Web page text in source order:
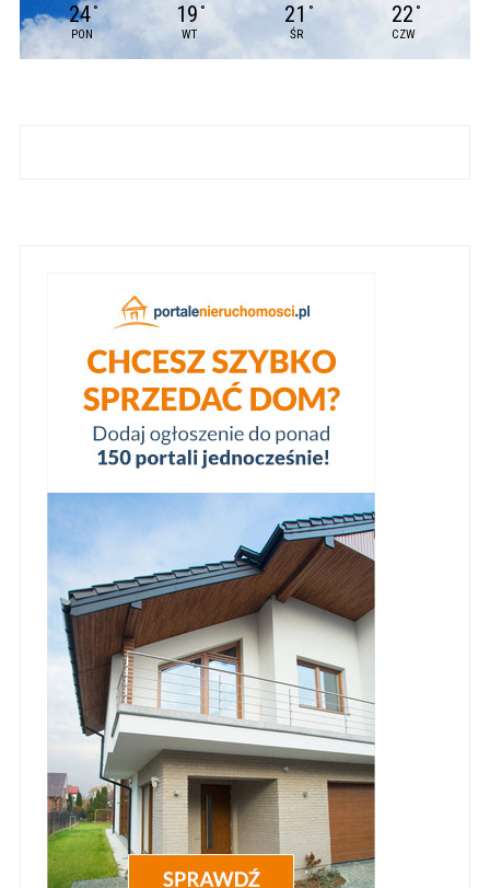
24 °
PON
19 °
WT
21 °
ŚR
22 °
CZW